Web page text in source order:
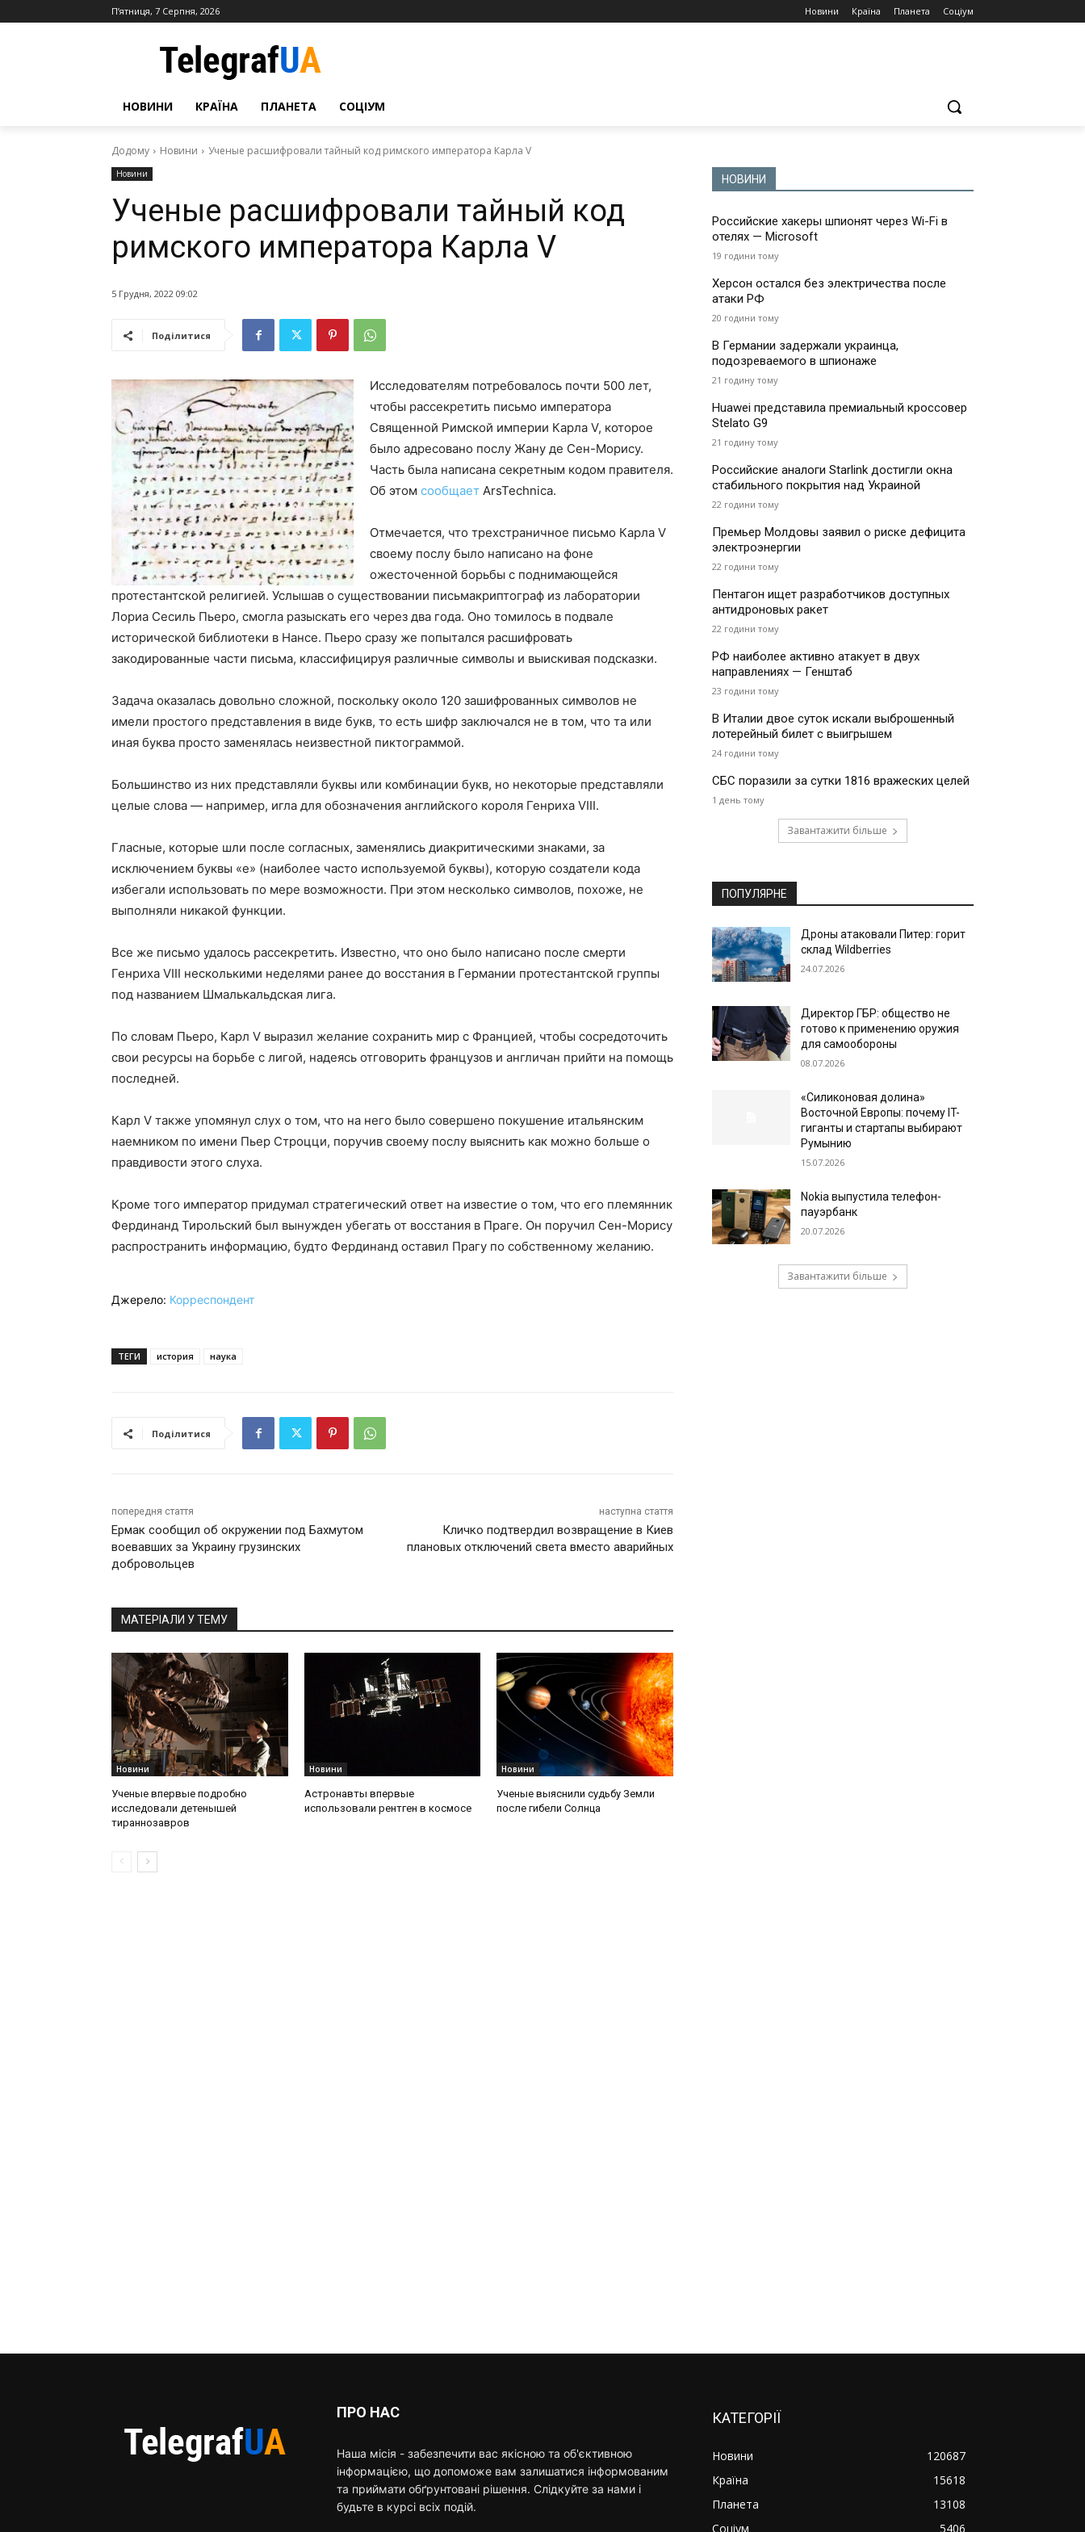
П’ятниця, 7 Серпня, 2026 Новини Країна Планета Соціум
НОВИНИ КРАЇНА ПЛАНЕТА СОЦІУМ
Додому Новини Ученые расшифровали тайный код римского императора Карла V
Новини
Ученые расшифровали тайный код
римского императора Карла V
5 Грудня, 2022 09:02
Поділитися
Исследователям потребовалось почти 500 лет,
чтобы рассекретить письмо императора
Священной Римской империи Карла V, которое
было адресовано послу Жану де Сен-Морису.
Часть была написана секретным кодом правителя.
Об этом сообщает ArsTechnica.
Отмечается, что трехстраничное письмо Карла V
своему послу было написано на фоне
ожесточенной борьбы с поднимающейся
протестантской религией. Услышав о существовании письмакриптограф из лаборатории
Лориа Сесиль Пьеро, смогла разыскать его через два года. Оно томилось в подвале
исторической библиотеки в Нансе. Пьеро сразу же попытался расшифровать
закодированные части письма, классифицируя различные символы и выискивая подсказки.
Задача оказалась довольно сложной, поскольку около 120 зашифрованных символов не
имели простого представления в виде букв, то есть шифр заключался не в том, что та или
иная буква просто заменялась неизвестной пиктограммой.
Большинство из них представляли буквы или комбинации букв, но некоторые представляли
целые слова — например, игла для обозначения английского короля Генриха VIII.
Гласные, которые шли после согласных, заменялись диакритическими знаками, за
исключением буквы «е» (наиболее часто используемой буквы), которую создатели кода
избегали использовать по мере возможности. При этом несколько символов, похоже, не
выполняли никакой функции.
Все же письмо удалось рассекретить. Известно, что оно было написано после смерти
Генриха VIII несколькими неделями ранее до восстания в Германии протестантской группы
под названием Шмалькальдская лига.
По словам Пьеро, Карл V выразил желание сохранить мир с Францией, чтобы сосредоточить
свои ресурсы на борьбе с лигой, надеясь отговорить французов и англичан прийти на помощь
последней.
Карл V также упомянул слух о том, что на него было совершено покушение итальянским
наемником по имени Пьер Строцци, поручив своему послу выяснить как можно больше о
правдивости этого слуха.
Кроме того император придумал стратегический ответ на известие о том, что его племянник
Фердинанд Тирольский был вынужден убегать от восстания в Праге. Он поручил Сен-Морису
распространить информацию, будто Фердинанд оставил Прагу по собственному желанию.
Джерело: Корреспондент
ТЕГИ история наука
Поділитися
попередня стаття
Ермак сообщил об окружении под Бахмутом
воевавших за Украину грузинских
добровольцев
наступна стаття
Кличко подтвердил возвращение в Киев
плановых отключений света вместо аварийных
МАТЕРІАЛИ У ТЕМУ
Новини
Ученые впервые подробно
исследовали детенышей
тираннозавров
Новини
Астронавты впервые
использовали рентген в космосе
Новини
Ученые выяснили судьбу Земли
после гибели Солнца
НОВИНИ
Российские хакеры шпионят через Wi-Fi в
отелях — Microsoft
19 години тому
Херсон остался без электричества после
атаки РФ
20 години тому
В Германии задержали украинца,
подозреваемого в шпионаже
21 годину тому
Huawei представила премиальный кроссовер
Stelato G9
21 годину тому
Российские аналоги Starlink достигли окна
стабильного покрытия над Украиной
22 години тому
Премьер Молдовы заявил о риске дефицита
электроэнергии
22 години тому
Пентагон ищет разработчиков доступных
антидроновых ракет
22 години тому
РФ наиболее активно атакует в двух
направлениях — Генштаб
23 години тому
В Италии двое суток искали выброшенный
лотерейный билет с выигрышем
24 години тому
СБС поразили за сутки 1816 вражеских целей
1 день тому
Завантажити більше
ПОПУЛЯРНЕ
Дроны атаковали Питер: горит
склад Wildberries
24.07.2026
Директор ГБР: общество не
готово к применению оружия
для самообороны
08.07.2026
«Силиконовая долина»
Восточной Европы: почему IT-
гиганты и стартапы выбирают
Румынию
15.07.2026
Nokia выпустила телефон-
пауэрбанк
20.07.2026
Завантажити більше
ПРО НАС
Наша місія - забезпечити вас якісною та об'єктивною
інформацією, що допоможе вам залишатися інформованим
та приймати обґрунтовані рішення. Слідкуйте за нами і
будьте в курсі всіх подій.
КАТЕГОРІЇ
Новини
120687
Країна
15618
Планета
13108
Соціум
5406